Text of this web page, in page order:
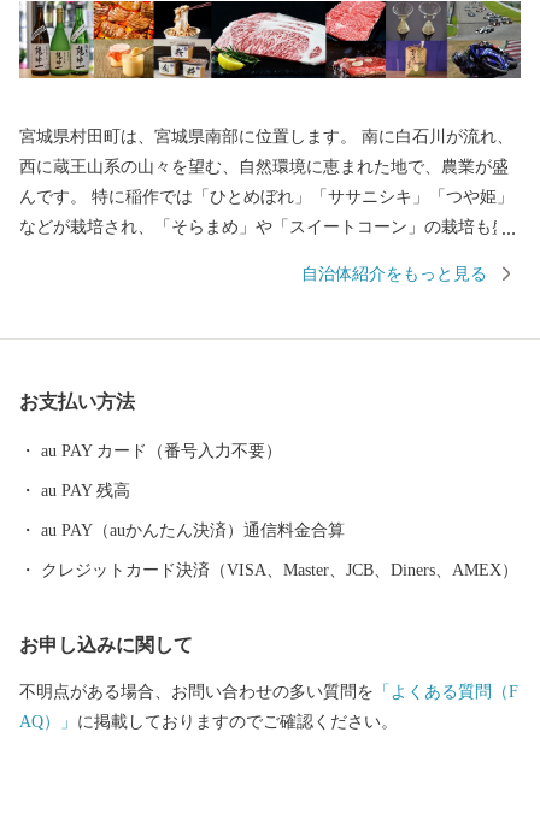
宮城県村田町は、宮城県南部に位置します。 南に白石川が流れ、
西に蔵王山系の山々を望む、自然環境に恵まれた地で、農業が盛
んです。 特に稲作では「ひとめぼれ」「ササニシキ」「つや姫」
などが栽培され、「そらまめ」や「スイートコーン」の栽培も盛
自治体紹介をもっと見る
お支払い方法
au PAY カード（番号入力不要）
au PAY 残高
au PAY（auかんたん決済）通信料金合算
クレジットカード決済（VISA、Master、JCB、Diners、AMEX）
お申し込みに関して
不明点がある場合、お問い合わせの多い質問を 「よくある質問（F
AQ）」 に掲載しておりますのでご確認ください。